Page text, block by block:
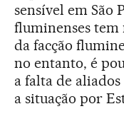
sensível em São
fluminenses tem
da facção
no entanto, é
a falta de
a situação por